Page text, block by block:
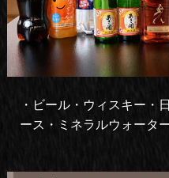
・ビール・ウィスキー・
ース・ミネラルウォータ